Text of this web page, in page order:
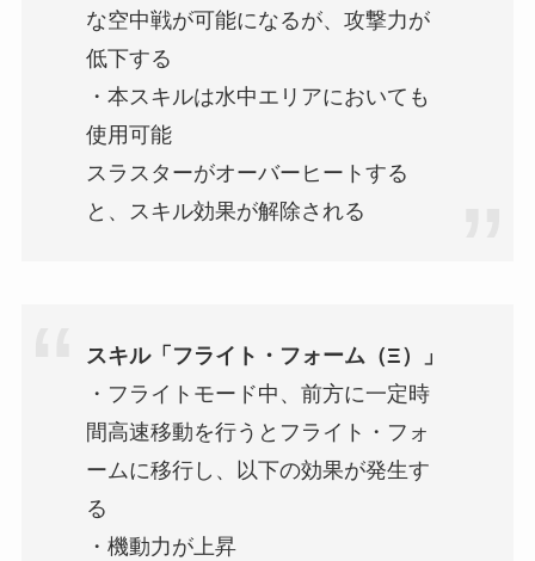
な空中戦が可能になるが、攻撃力が
低下する
・本スキルは水中エリアにおいても
使用可能
スラスターがオーバーヒートする
と、スキル効果が解除される
スキル「フライト・フォーム（Ξ）」
・フライトモード中、前方に一定時
間高速移動を行うとフライト・フォ
ームに移行し、以下の効果が発生す
る
・機動力が上昇